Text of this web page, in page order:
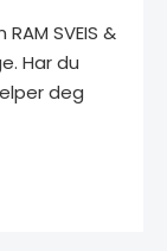
SVEIS &
Har du
deg